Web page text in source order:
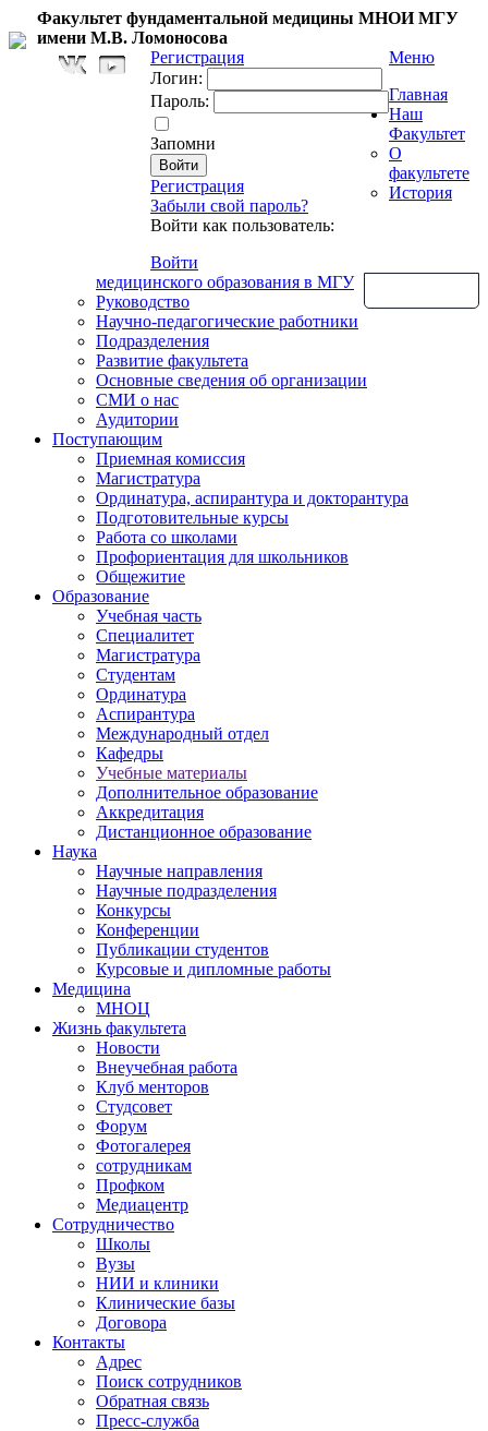
Факультет фундаментальной медицины МНОИ МГУ
имени М.В. Ломоносова
Регистрация
Логин:
Пароль:
Запомни
Регистрация
Забыли свой пароль?
Войти как пользователь:
Войти
Меню
Главная
Наш
Факультет
О
факультете
История
медицинского образования в МГУ
Руководство
Научно-педагогические работники
Подразделения
Развитие факультета
Основные сведения об организации
СМИ о нас
Аудитории
Поступающим
Приемная комиссия
Магистратура
Ординатура, аспирантура и докторантура
Подготовительные курсы
Работа со школами
Профориентация для школьников
Общежитие
Образование
Учебная часть
Специалитет
Магистратура
Студентам
Ординатура
Аспирантура
Международный отдел
Кафедры
Учебные материалы
Дополнительное образование
Аккредитация
Дистанционное образование
Наука
Научные направления
Научные подразделения
Конкурсы
Конференции
Публикации студентов
Курсовые и дипломные работы
Медицина
МНОЦ
Жизнь факультета
Новости
Внеучебная работа
Клуб менторов
Студсовет
Форум
Фотогалерея
сотрудникам
Профком
Медиацентр
Сотрудничество
Школы
Вузы
НИИ и клиники
Клинические базы
Договора
Контакты
Адрес
Поиск сотрудников
Обратная связь
Пресс-служба